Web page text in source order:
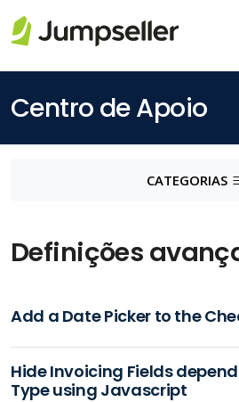
Centro de Apoio
CATEGORIAS
Definições
Add a Date Picker to the
Hide Invoicing Fields
Type using Javascript